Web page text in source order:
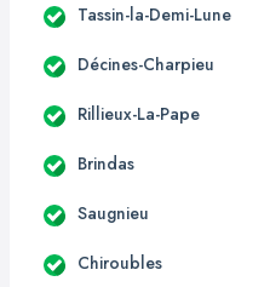
Tassin-la-Demi-Lune
Décines-Charpieu
Rillieux-La-Pape
Brindas
Saugnieu
Chiroubles